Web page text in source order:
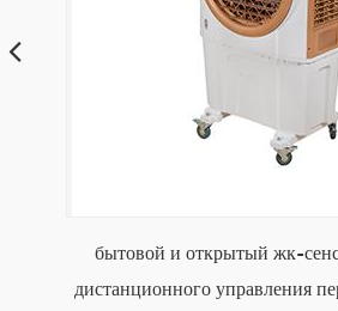
бытовой и открытый жк-
дистанционного управления